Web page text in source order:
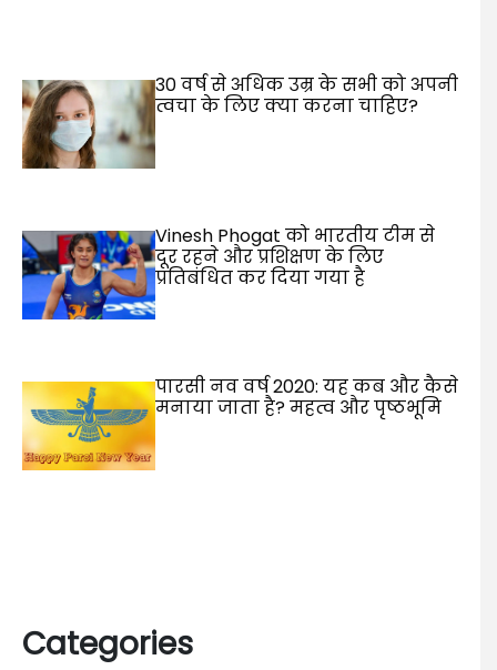
30 वर्ष से अधिक उम्र के सभी को अपनी
त्वचा के लिए क्या करना चाहिए?
Vinesh Phogat को भारतीय टीम से
दूर रहने और प्रशिक्षण के लिए
प्रतिबंधित कर दिया गया है
पारसी नव वर्ष 2020: यह कब और कैसे
मनाया जाता है? महत्व और पृष्ठभूमि
Categories